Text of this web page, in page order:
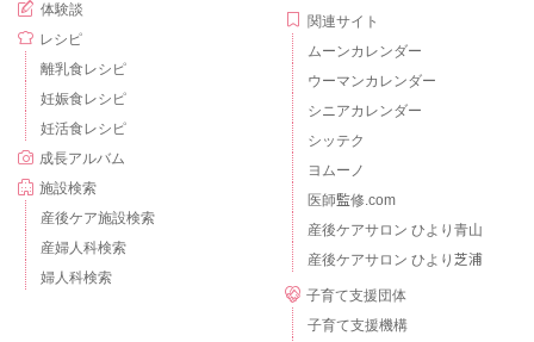
体験談
レシピ
離乳食レシピ
妊娠食レシピ
妊活食レシピ
成長アルバム
施設検索
産後ケア施設検索
産婦人科検索
婦人科検索
関連サイト
ムーンカレンダー
ウーマンカレンダー
シニアカレンダー
シッテク
ヨムーノ
医師監修.com
産後ケアサロン ひより青山
産後ケアサロン ひより芝浦
子育て支援団体
子育て支援機構